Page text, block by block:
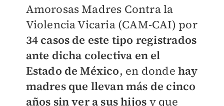
Amorosas Madres Contra la
Violencia Vicaria (CAM-CAI) por
34 casos de este tipo registrados
ante dicha colectiva en el
Estado de México, en donde hay
madres que llevan más de cinco
años sin ver a sus hijos y que